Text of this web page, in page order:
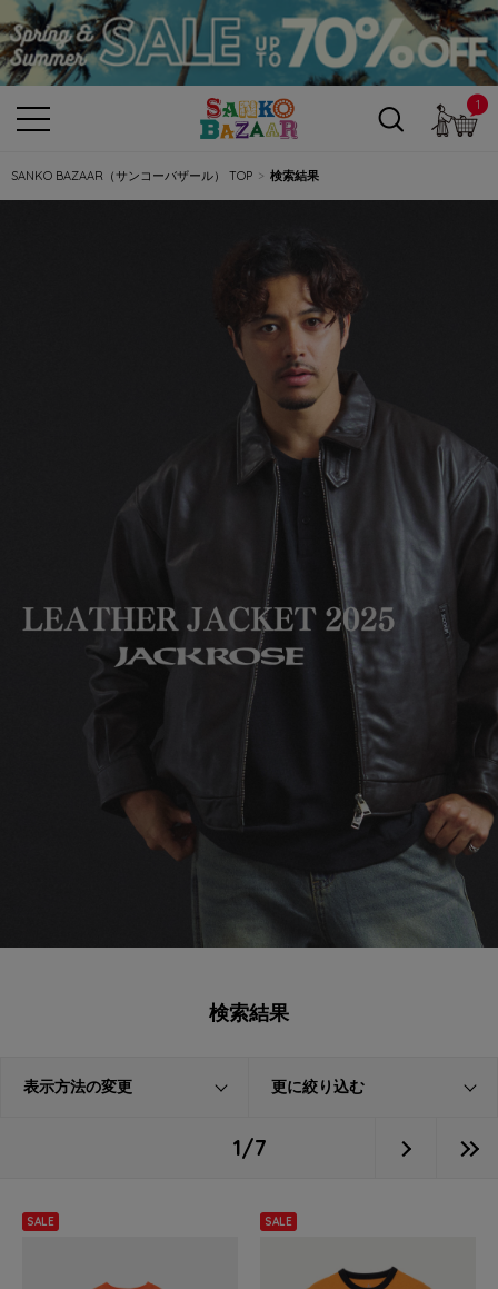
1
SANKO BAZAAR（サンコーバザール） TOP 検索結果
検索結果
表示方法の変更 更に絞り込む
1/7
SALE SALE